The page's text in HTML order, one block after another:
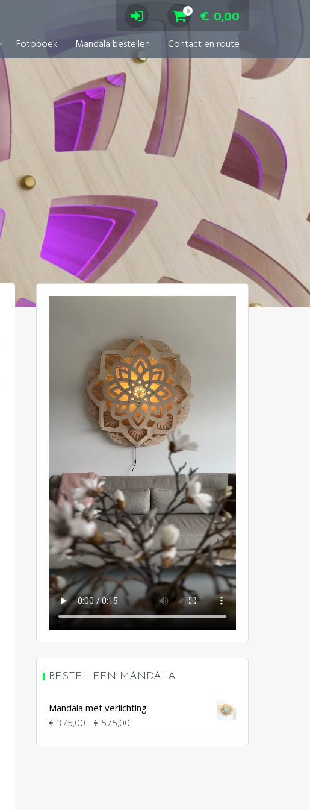
0
€ 0,00
Fotoboek Mandala bestellen Contact en route
BESTEL EEN MANDALA
Mandala met verlichting
€375,00 - €575,00Prijsklasse: